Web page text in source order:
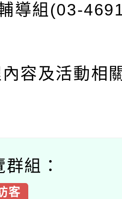
導組(03-
容及活動相
組：
客